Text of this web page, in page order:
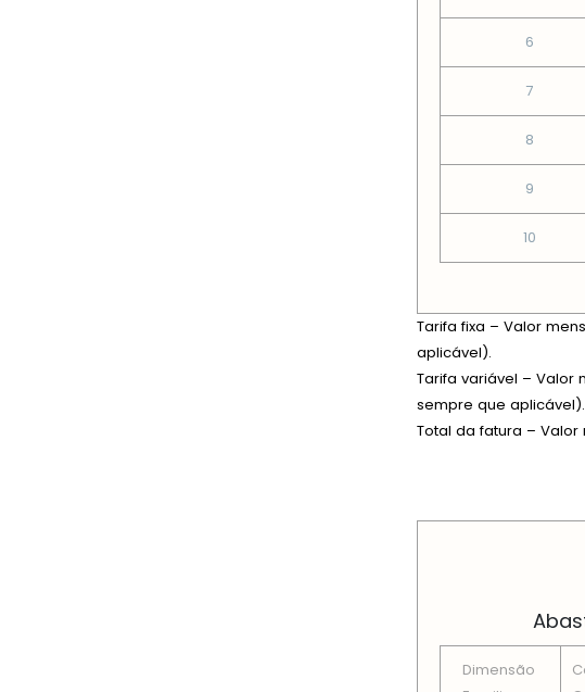
6
7
8
9
10
Tarifa fixa – Valor
aplicável).
Tarifa variável – Valor
sempre que aplicável).
Total da fatura – Valor
Dimensão